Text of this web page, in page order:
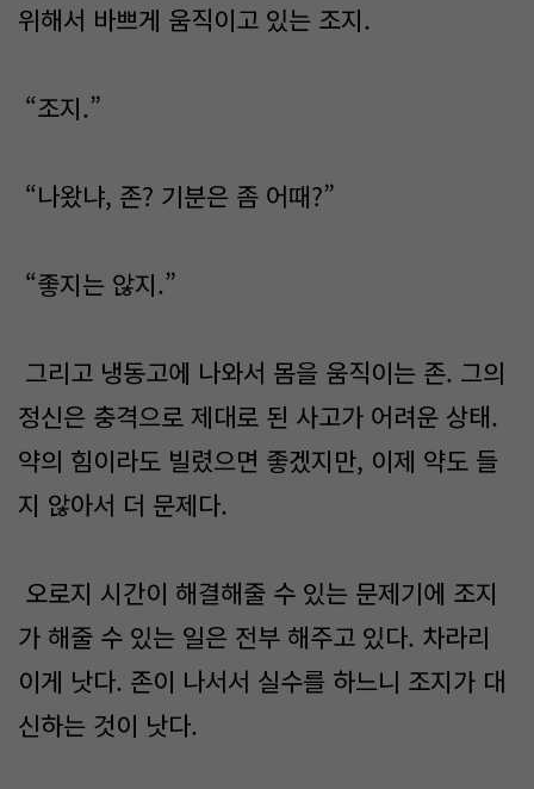
위해서 바쁘게 움직이고 있는 조지.
“조지.”
“나왔냐, 존? 기분은 좀 어때?”
“좋지는 않지.”
그리고 냉동고에 나와서 몸을 움직이는 존. 그의
정신은 충격으로 제대로 된 사고가 어려운 상태.
약의 힘이라도 빌렸으면 좋겠지만, 이제 약도 들
지 않아서 더 문제다.
오로지 시간이 해결해줄 수 있는 문제기에 조지
가 해줄 수 있는 일은 전부 해주고 있다. 차라리
이게 낫다. 존이 나서서 실수를 하느니 조지가 대
신하는 것이 낫다.